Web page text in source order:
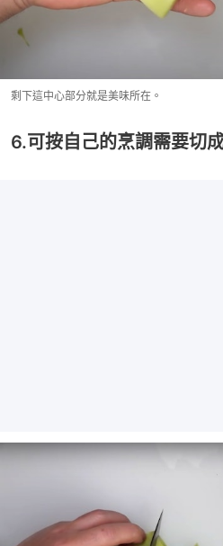
剩下這中心部分就是美味所在。
6.可按自己的烹調需要切